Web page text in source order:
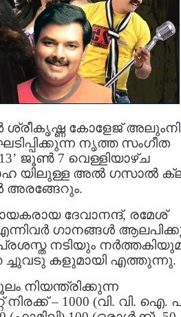
കോളേജ് അലുംനി
നൃത്ത സംഗീത
ജൂണ്‍ 7 വെള്ളിയാഴ്ച
യിലുള്ള അൽ ഗസാൽ
അരങ്ങേറും.
ദേവാനന്ദ്, രമേശ്‌
ഗാനങ്ങൾ
പ്രശസ്ത നടിയും
ച്ചുവടു കളുമായി എത്തുന്നു.
നിയന്ത്രിക്കുന്ന
നിരക്ക് – 1000 (വി. വി. ഐ.